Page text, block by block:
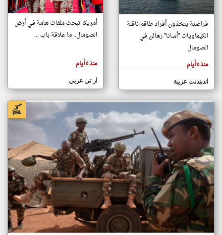
تغيير الدولة
اخبار الصومال على مدار الساعة
أهم اخبار الصومال العاجلة والمباشرة
المقالات
هنا عن
وجهة
كاتبيها.
قراصنة يتخذون أفراد طاقم ناقلة
الكيماويات "أسانا" رهائن في
الصومال
منذ ٥ أيام
اندبندنت عربية
أمريكا تبحث ملفات هامة في أرض
الصومال.. ما علاقة باب ...
منذ ٥ أيام
ار تي عربي
klyoum.com